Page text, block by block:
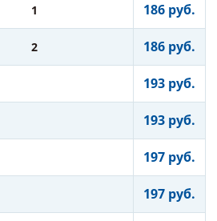
1 186 руб.
2 186 руб.
193 руб.
193 руб.
197 руб.
197 руб.